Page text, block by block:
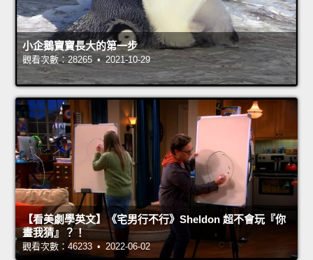
小企鵝寶寶長大的第一步
觀看次數：28265 • 2021-10-29
【看美劇學英文】《宅男行不行》Sheldon 超不會玩『你
畫我猜』？！
觀看次數：46233 • 2022-06-02